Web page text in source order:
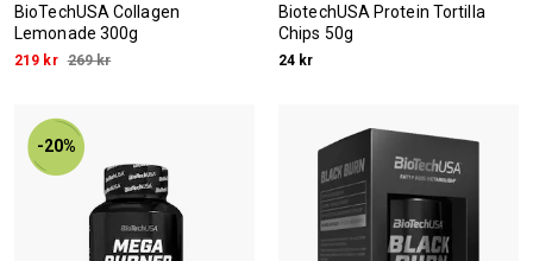
BioTechUSA Collagen
Lemonade 300g
219 kr 269 kr
BiotechUSA Protein Tortilla
Chips 50g
24 kr
-20%